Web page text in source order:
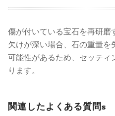
傷が付いている宝石を再研磨
欠けが深い場合、石の重量を
可能性があるため、セッティ
ります。
関連したよくある質問s